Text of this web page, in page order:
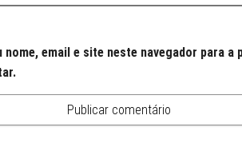
nome, email e site neste navegador para a